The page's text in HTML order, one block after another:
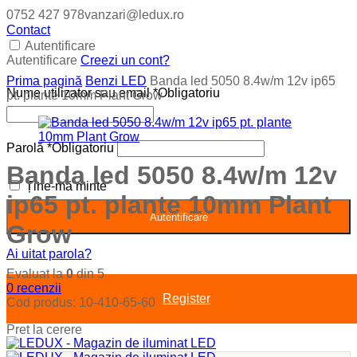
0752 427 978vanzari@ledux.ro
Contact
Autentificare
Autentificare Creezi un cont?
Nume utilizator sau email*Obligatoriu
Parolă *Obligatoriu
Ține-mă minte
Autentificare
Ai uitat parola?
Register
Prima pagină Benzi LED Banda led 5050 8.4w/m 12v ip65
pt. plante 10mm Plant Grow
Banda led 5050 8.4w/m 12v
ip65 pt. plante 10mm Plant
Grow
Evaluat la0din 5
0 recenzii
Cod produs: 10-410-65-60
Pret la cerere